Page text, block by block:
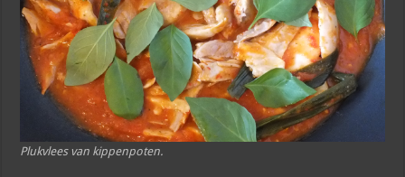
Plukvlees van kippenpoten.